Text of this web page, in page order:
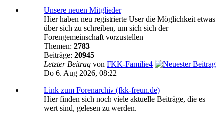
Unsere neuen Mitglieder
Hier haben neu registrierte User die Möglichkeit etwas
über sich zu schreiben, um sich sich der
Forengemeinschaft vorzustellen
Themen: 2783
Beiträge: 20945
Letzter Beitrag von FKK-Familie4
Do 6. Aug 2026, 08:22
Link zum Forenarchiv (fkk-freun.de)
Hier finden sich noch viele aktuelle Beiträge, die es
wert sind, gelesen zu werden.